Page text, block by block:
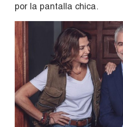
por la pantalla chica.